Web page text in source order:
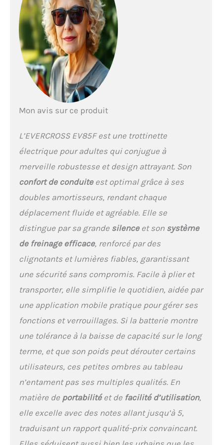
peuvent varier en fonction
des conditions de
conduite, du poids de
l'utilisateur, du climat et
du bon entretien)
AFFICHAGE LED & APP:
avec l’affichage LED et
l’application «EVERCROSS
distance et votre
en temps réel et rajuster
besoins. L’application
vous permet également de
verrouiller/déverrouiller la
trottinette. CONDUITE
SÛRE: Notre Trottinette
double système de
freinage composé d’un
frein à disque, qui fournit
une puissance d’arrêt
pentes raides. Et le Phare
LED de haute luminosité +
klaxon éclairent la route
quand vous conduisez de
CONFORTABLE: avec les
pneus de 8,5 pouces, les
doubles amortisseurs
avant et arrière et les
pédales élargies, la
trottinette électrique vous
et confortable. La fonction
de croisière vous détend
également pendant le
Mon avis sur ce produit
L’EVERCROSS EV85F est une trottinette
électrique pour adultes qui conjugue à
merveille robustesse et design attrayant. Son
confort de conduiteest optimal grâce à ses
doubles amortisseurs, rendant chaque
déplacement fluide et agréable. Elle se
distingue par sa grande silenceet son système
de freinage efficace, renforcé par des
clignotants et lumières fiables, garantissant
une sécurité sans compromis. Facile à plier et
transporter, elle simplifie le quotidien, aidée par
une application mobile pratique pour gérer ses
fonctions et verrouillages. Si la batterie montre
une tolérance à la baisse de capacité sur le long
terme, et que son poids peut dérouter certains
utilisateurs, ces petites ombres au tableau
n’entament pas ses multiples qualités. En
matière de portabilitéet de facilité d’utilisation,
elle excelle avec des notes allant jusqu’à 5,
traduisant un rapport qualité-prix convaincant.